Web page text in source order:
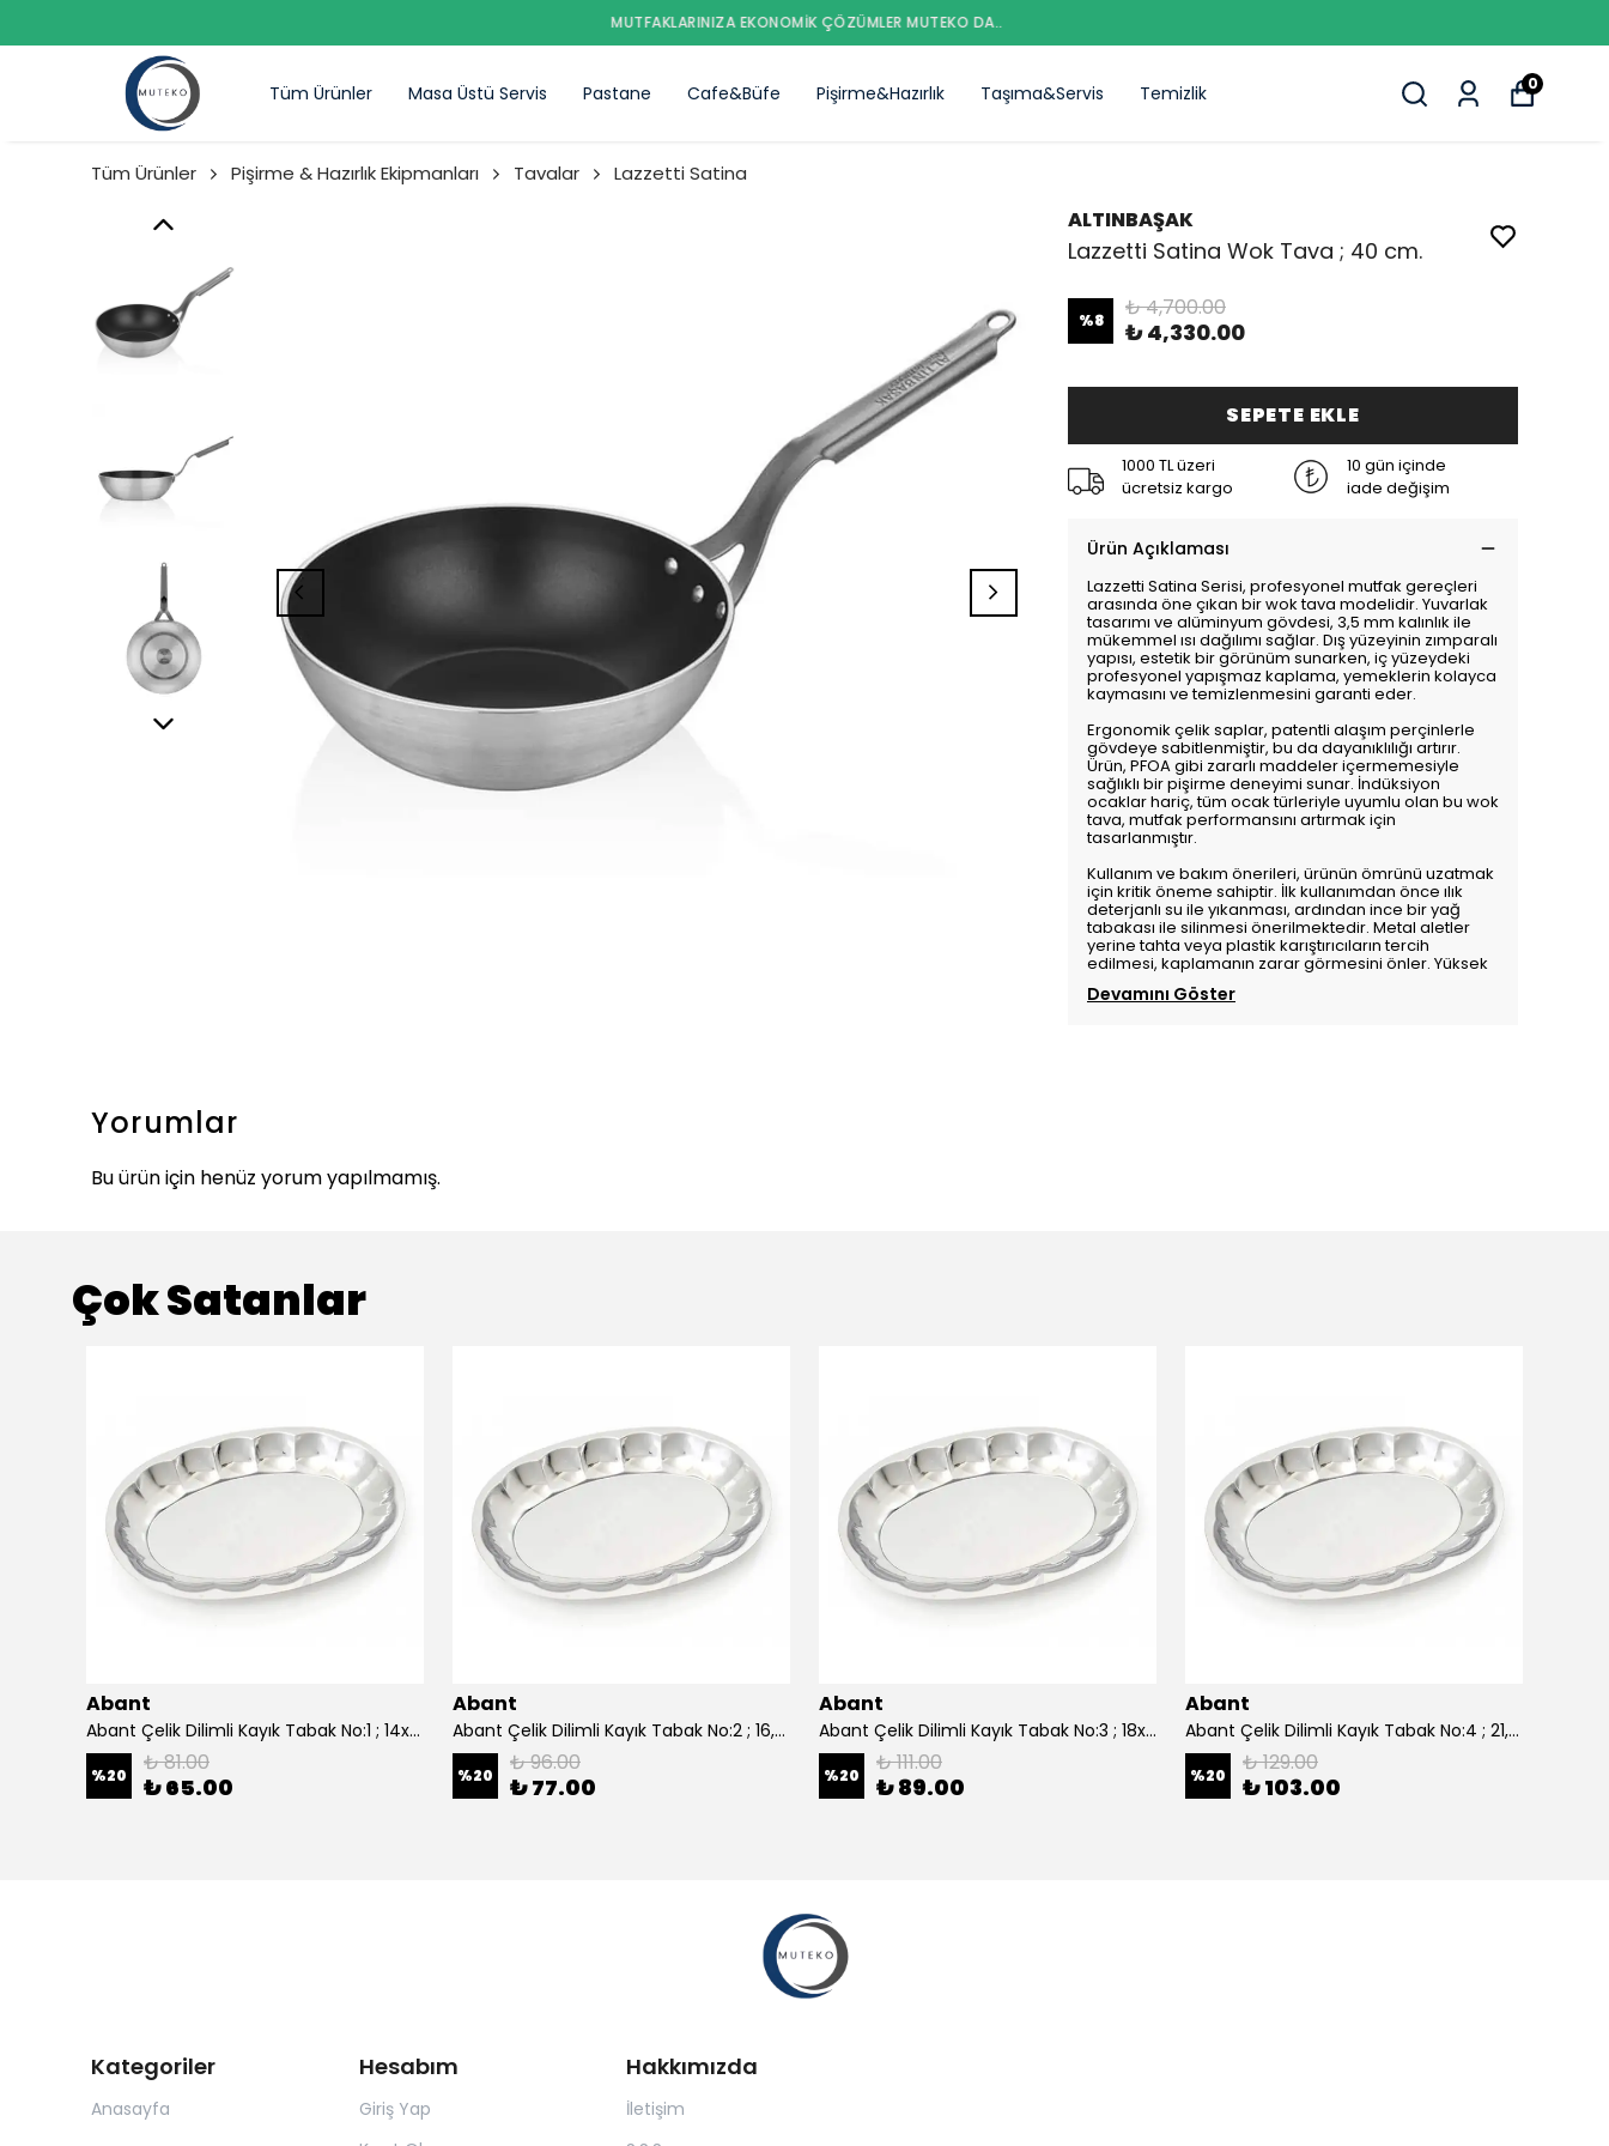
MUTFAKLARINIZA EKONOMIK ÇÖZÜMLER MUTEKO DA..
Tüm Ürünler Masa Üstü Servis Pastane Cafe&Büfe Pişirme&Hazırlık Taşıma&Servis Temizlik 0
Tüm Ürünler Pişirme & Hazırlık Ekipmanları Tavalar Lazzetti Satina
ALTINBAŞAK
Lazzetti Satina Wok Tava ; 40 cm.
%8 ₺ 4,700.00
₺ 4,330.00
SEPETE EKLE
1000 TL üzeri
ücretsiz kargo
10 gün içinde
iade değişim
Ürün Açıklaması
Lazzetti Satina Serisi, profesyonel mutfak gereçleri
arasında öne çıkan bir wok tava modelidir. Yuvarlak
tasarımı ve alüminyum gövdesi, 3,5 mm kalınlık ile
mükemmel ısı dağılımı sağlar. Dış yüzeyinin zımparalı
yapısı, estetik bir görünüm sunarken, iç yüzeydeki
profesyonel yapışmaz kaplama, yemeklerin kolayca
kaymasını ve temizlenmesini garanti eder.
Ergonomik çelik saplar, patentli alaşım perçinlerle
gövdeye sabitlenmiştir, bu da dayanıklılığı artırır.
Ürün, PFOA gibi zararlı maddeler içermemesiyle
sağlıklı bir pişirme deneyimi sunar. İndüksiyon
ocaklar hariç, tüm ocak türleriyle uyumlu olan bu wok
tava, mutfak performansını artırmak için
tasarlanmıştır.
Kullanım ve bakım önerileri, ürünün ömrünü uzatmak
için kritik öneme sahiptir. İlk kullanımdan önce ılık
deterjanlı su ile yıkanması, ardından ince bir yağ
tabakası ile silinmesi önerilmektedir. Metal aletler
yerine tahta veya plastik karıştırıcıların tercih
edilmesi, kaplamanın zarar görmesini önler. Yüksek
Devamını Göster
Yorumlar
Bu ürün için henüz yorum yapılmamış.
Çok Satanlar
Abant
Abant Çelik Dilimli Kayık Tabak No:1 ; 14x21 cm.
%20 ₺ 81.00
₺ 65.00
Abant
Abant Çelik Dilimli Kayık Tabak No:2 ; 16,5x24,5 cm.
%20 ₺ 96.00
₺ 77.00
Abant
Abant Çelik Dilimli Kayık Tabak No:3 ; 18x27,5 cm.
%20 ₺ 111.00
₺ 89.00
Abant
Abant Çelik Dilimli Kayık Tabak No:4 ; 21,5x30,5 cm.
%20 ₺ 129.00
₺ 103.00
Kategoriler
Anasayfa
Hesabım
Giriş Yap
Hakkımızda
İletişim